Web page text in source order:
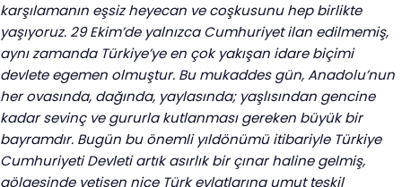
karşılamanın eşsiz heyecan ve coşkusunu hep birlikte
yaşıyoruz. 29 Ekim’de yalnızca Cumhuriyet ilan edilmemiş,
aynı zamanda Türkiye’ye en çok yakışan idare biçimi
devlete egemen olmuştur. Bu mukaddes gün, Anadolu’nun
her ovasında, dağında, yaylasında; yaşlısından gencine
kadar sevinç ve gururla kutlanması gereken büyük bir
bayramdır. Bugün bu önemli yıldönümü itibariyle Türkiye
Cumhuriyeti Devleti artık asırlık bir çınar haline gelmiş,
gölgesinde yetişen nice Türk evlatlarına umut teşkil